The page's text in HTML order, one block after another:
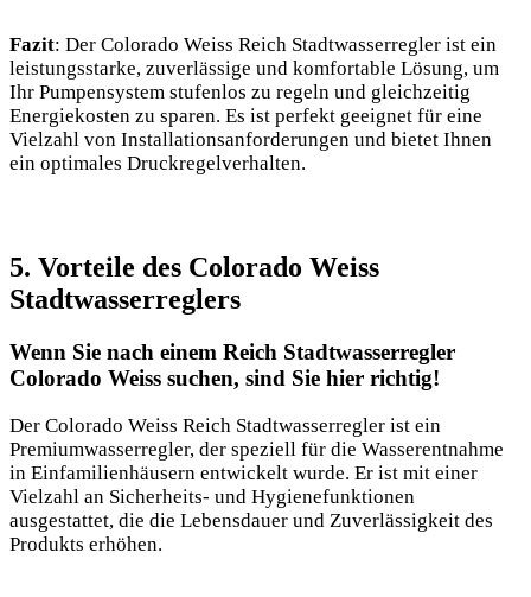
Fazit: Der Colorado Weiss Reich Stadtwasserregler ist ein
leistungsstarke, zuverlässige und komfortable Lösung, um
Ihr Pumpensystem stufenlos zu regeln und gleichzeitig
Energiekosten zu sparen. Es ist perfekt geeignet für eine
Vielzahl von Installationsanforderungen und bietet Ihnen
ein optimales Druckregelverhalten.
5. Vorteile des Colorado Weiss
Stadtwasserreglers
Wenn Sie nach einem Reich Stadtwasserregler
Colorado Weiss suchen, sind Sie hier richtig!
Der Colorado Weiss Reich Stadtwasserregler ist ein
Premiumwasserregler, der speziell für die Wasserentnahme
in Einfamilienhäusern entwickelt wurde. Er ist mit einer
Vielzahl an Sicherheits- und Hygienefunktionen
ausgestattet, die die Lebensdauer und Zuverlässigkeit des
Produkts erhöhen.